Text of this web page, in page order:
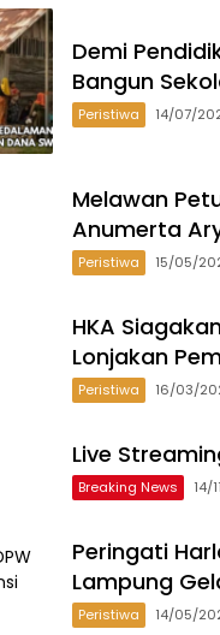
Demi
Bangun
Peristiwa 14/07/
Melawan
Anumerta
Peristiwa 15/05/
HKA
Lonjakan
Peristiwa 16/03/
Live
Breaking News 14/
Peringati
Lampung
Peristiwa 14/05/